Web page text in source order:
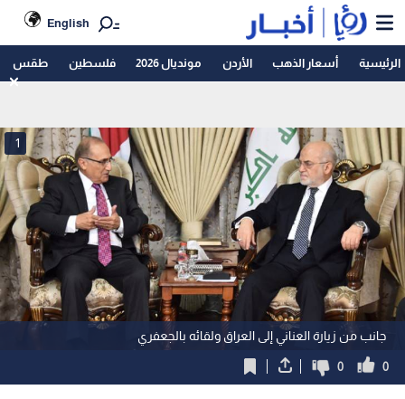
English
الرئيسية أسعار الذهب الأردن مونديال 2026 فلسطين طقس
جانب من زيارة العناني إلى العراق ولقائه بالجعفري
1
0
0